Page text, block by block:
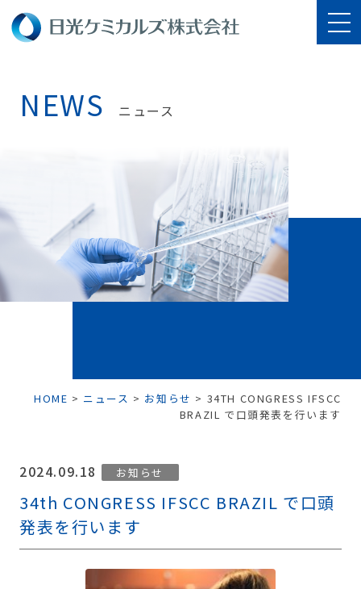
NEWS ニュース
HOME > ニュース > お知らせ > 34TH CONGRESS IFSCC
BRAZIL で口頭発表を行います
2024.09.18 お知らせ
34th CONGRESS IFSCC BRAZIL で口頭
発表を行います